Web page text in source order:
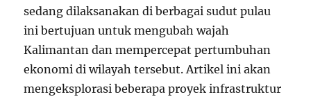
sedang dilaksanakan di berbagai sudut pulau
ini bertujuan untuk mengubah wajah
Kalimantan dan mempercepat pertumbuhan
ekonomi di wilayah tersebut. Artikel ini akan
mengeksplorasi beberapa proyek infrastruktur